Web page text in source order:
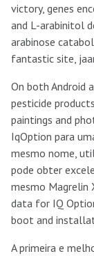
victory, genes
and L-arabinitol
arabinose
fantastic site,
On both Android
pesticide
paintings and
IqOption para
mesmo nome,
pode obter
mesmo Magrelin
data for IQ
boot and
A primeira e